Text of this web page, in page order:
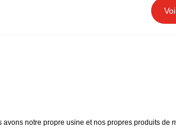
notre propre usine et nos propres produits